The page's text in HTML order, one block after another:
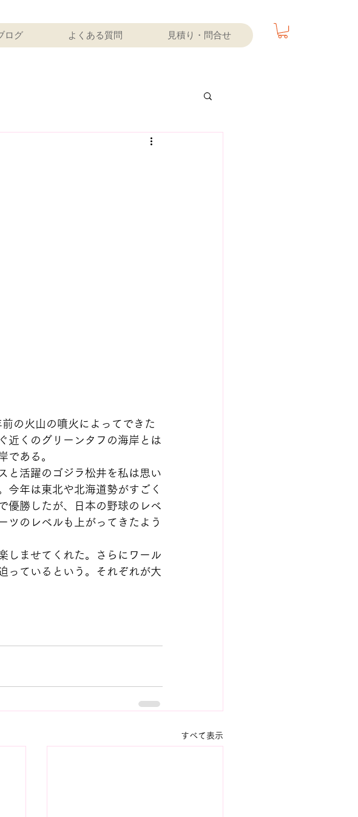
ログ よくある質問 見積り・問合せ
の火山の噴火によってできた
近くのグリーンタフの海岸とは
である。
と活躍のゴジラ松井を私は思い
今年は東北や北海道勢がすごく
優勝したが、日本の野球のレベ
ツのレベルも上がってきたよう
しませてくれた。さらにワール
っているという。それぞれが大
すべて表示